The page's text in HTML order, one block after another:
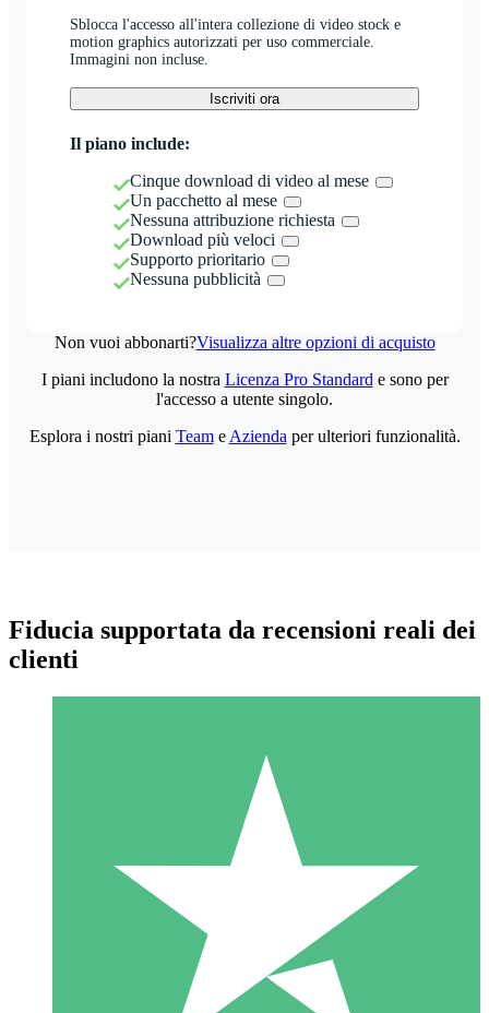
Sblocca l'accesso all'intera collezione di video stock e
motion graphics autorizzati per uso commerciale.
Immagini non incluse.
Iscriviti ora
Il piano include:
Cinque download di video al mese
Un pacchetto al mese
Nessuna attribuzione richiesta
Download più veloci
Supporto prioritario
Nessuna pubblicità
Non vuoi abbonarti?Visualizza altre opzioni di acquisto
Pacchetti di Crediti Individuali
Paga a consumo con crediti di download. Nessun impegno
1 Download
10
I piani includono la nostra Licenza Pro Standard e sono per
l'accesso a utente singolo.
Esplora i nostri piani Teame Azienda per ulteriori funzionalità.
Fiducia supportata da recensioni reali dei
clienti